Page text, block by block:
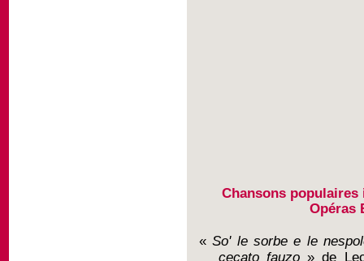
Chansons populaires
Opéras
«So' le sorbe e le
cecato fauzo » de